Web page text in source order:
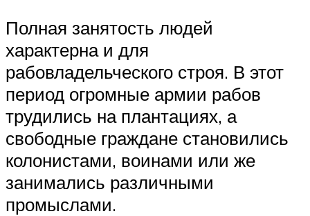
Полная занятость людей
характерна и для
рабовладельческого строя. В этот
период огромные армии рабов
трудились на плантациях, а
свободные граждане становились
колонистами, воинами или же
занимались различными
промыслами.